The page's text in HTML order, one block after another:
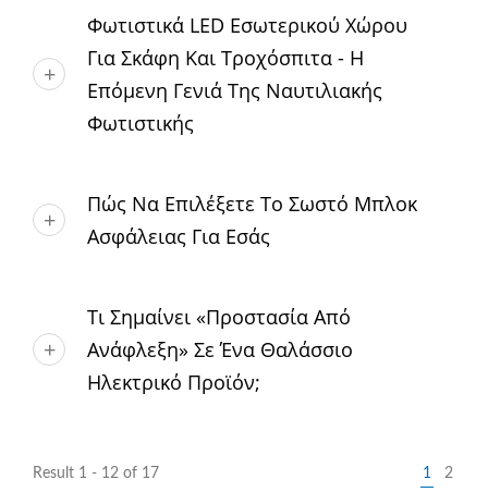
Φωτιστικά LED Εσωτερικού Χώρου
Για Σκάφη Και Τροχόσπιτα - Η
Επόμενη Γενιά Της Ναυτιλιακής
Φωτιστικής
Πώς Να Επιλέξετε Το Σωστό Μπλοκ
Ασφάλειας Για Εσάς
Τι Σημαίνει «Προστασία Από
Ανάφλεξη» Σε Ένα Θαλάσσιο
Ηλεκτρικό Προϊόν;
Result 1 - 12 of 17 1 2